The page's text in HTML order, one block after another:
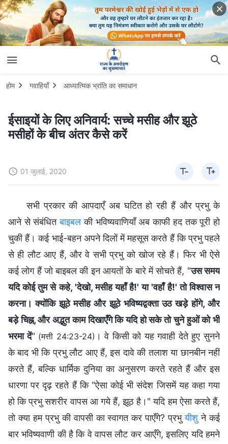
होम गवाहियाँ आध्यात्मिक भ्रांति का समाधान
ईसाइयों के लिए अनिवार्य: सच्चे मसीह और झूठे
मसीहों के बीच अंतर कैसे करें
01 जुलाई, 2020
सभी प्रकार की आपदाएँ अब घटित हो रही हैं और प्रभु के
आने से संबंधितबाइबल की भविष्यवाणियाँ अब काफी हद तक पूरी हो
चुकी हैं। कई भाई-बहन अपने दिलों में महसूस करते हैं कि प्रभु पहले
से ही लौट आए हैं, और वे सभी प्रभु को खोज रहे हैं। फिर भी ऐसे
कई लोग हैं जो बाइबल की इन आयतों के बारे में सोचते हैं, "उस समय
यदि कोई तुम से कहे, 'देखो, मसीह यहाँ है!' या 'वहाँ है!' तो विश्‍वास न
करना। क्योंकि झूठे मसीह और झूठे भविष्यद्वक्‍ता उठ खड़े होंगे, और
बड़े चिह्न, और अद्भुत काम दिखाएँगे कि यदि हो सके तो चुने हुओं को भी
भरमा दें" (मत्ती 24:23-24) । वे किसी को यह गवाही देते हुए सुनने
के बाद भी कि प्रभु लौट आए हैं, इस दावे की तलाश या छानबीन नहीं
करते हैं, बल्कि धार्मिक दुनिया का अनुसरण करते रहते हैं और इस
धारणा पर दृढ़ रहते हैं कि "ऐसा कोई भी संदेश जिसमें यह कहा गया
हो कि प्रभु सशरीर वापस आ गये हैं, झूठ है।" यदि हम ऐसा करते हैं,
तो क्या हम प्रभु की वापसी का स्वागत कर पाएँगे? प्रभुयीशु ने कई
बार भविष्यवाणी की है कि वे वापस लौट कर आएँगे, इसलिए यदि हमने